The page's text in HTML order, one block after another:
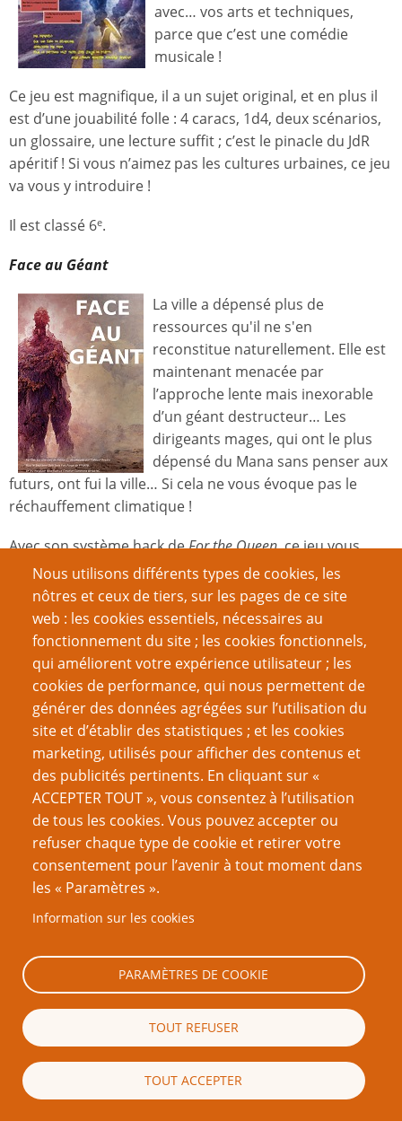
avec… vos arts et techniques,
parce que c’est une comédie
musicale !
Ce jeu est magnifique, il a un sujet original, et en plus il
est d’une jouabilité folle : 4 caracs, 1d4, deux scénarios,
un glossaire, une lecture suffit ; c’est le pinacle du JdR
apéritif ! Si vous n’aimez pas les cultures urbaines, ce jeu
va vous y introduire !
Il est classé 6e.
Face au Géant
La ville a dépensé plus de
ressources qu'il ne s'en
reconstitue naturellement. Elle est
maintenant menacée par
l’approche lente mais inexorable
d’un géant destructeur… Les
dirigeants mages, qui ont le plus
dépensé du Mana sans penser aux
futurs, ont fui la ville… Si cela ne vous évoque pas le
réchauffement climatique !
Avec son système hack deFor the Queen, ce jeu vous
permet une ou deux bonnes parties narratives et de
tension croissante.
Convention 3FF
QUEL SOUVENIR GARDES-TU DE LA 3FF-CONV, OÙ
L’ON JOUE AUX JDR DU DÉFI ?
La deuxième convention du Défi (du 13 au 22 janvier
2023sur Discord) n’a pas encore eu lieu quand j’écris
ces lignes, mais j’ai bien aimé la première l’an dernier !
Les participants ont aimé aussi, donc pour dégager plus
de créneaux et de disponibilités, on est passé de « un
week-end » à « deux week-ends et la semaine entre »
pour que chaque créateur-MJ puisse crash-tester son
JdR, et montrer les améliorations apportées suite aux
retours reçus.
Les participants-noteurs ont pu réviser leurs jugements.
Très sympa.
Le Défi
QUEL BILAN TIRES-TU DE TA PARTICIPATION AU
DÉFI PTGPTB TROIS FOIS FORGÉ DE CETTE
Nous utilisons différents types de cookies, les
nôtres et ceux de tiers, sur les pages de ce site
web : les cookies essentiels, nécessaires au
fonctionnement du site ; les cookies fonctionnels,
qui améliorent votre expérience utilisateur ; les
cookies de performance, qui nous permettent de
générer des données agrégées sur l’utilisation du
site et d’établir des statistiques ; et les cookies
marketing, utilisés pour afficher des contenus et
des publicités pertinents. En cliquant sur «
ACCEPTER TOUT », vous consentez à l’utilisation
de tous les cookies. Vous pouvez accepter ou
refuser chaque type de cookie et retirer votre
consentement pour l’avenir à tout moment dans
les « Paramètres ».
Information sur les cookies
PARAMÈTRES DE COOKIE
TOUT REFUSER
TOUT ACCEPTER